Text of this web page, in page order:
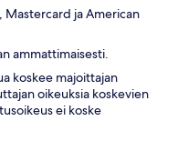
ja American
ammattimaisesti.
koskee majoittajan
oikeuksia koskevien
ei koske